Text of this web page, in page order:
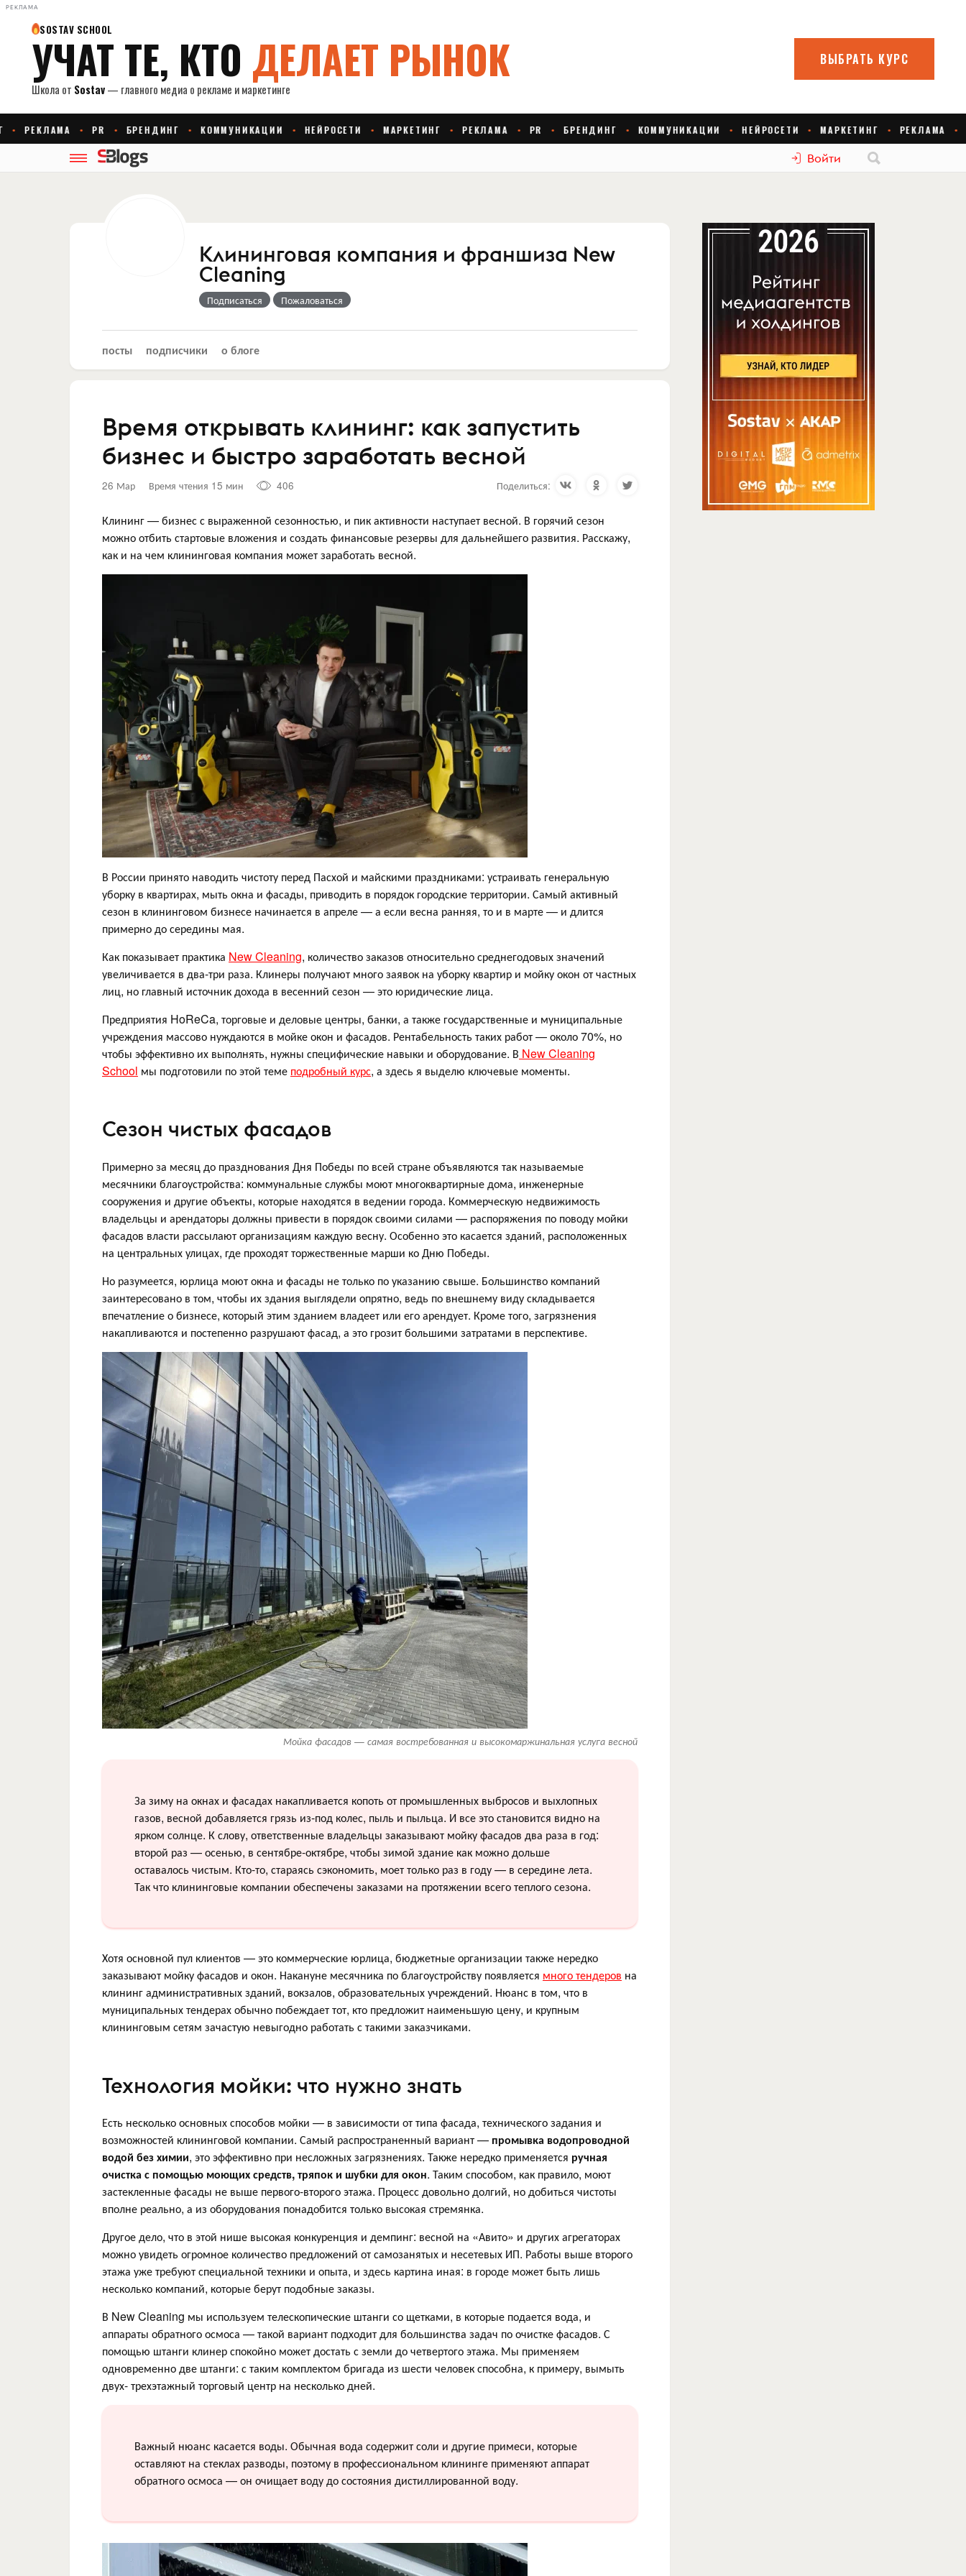
РЕКЛАМА
Войти
Клининговая компания и франшиза New
Cleaning
Подписаться Пожаловаться
посты подписчики о блоге
Время открывать клининг: как запустить
бизнес и быстро заработать весной
26 Мар Время чтения 15 мин 406 Поделиться:
Клининг — бизнес с выраженной сезонностью, и пик активности наступает весной. В горячий сезон
можно отбить стартовые вложения и создать финансовые резервы для дальнейшего развития. Расскажу,
как и на чем клининговая компания может заработать весной.
В России принято наводить чистоту перед Пасхой и майскими праздниками: устраивать генеральную
уборку в квартирах, мыть окна и фасады, приводить в порядок городские территории. Самый активный
сезон в клининговом бизнесе начинается в апреле — а если весна ранняя, то и в марте — и длится
примерно до середины мая.
Как показывает практика New Cleaning, количество заказов относительно среднегодовых значений
увеличивается в два-три раза. Клинеры получают много заявок на уборку квартир и мойку окон от частных
лиц, но главный источник дохода в весенний сезон — это юридические лица.
Предприятия HoReCa, торговые и деловые центры, банки, а также государственные и муниципальные
учреждения массово нуждаются в мойке окон и фасадов. Рентабельность таких работ — около 70%, но
чтобы эффективно их выполнять, нужны специфические навыки и оборудование. В New Cleaning
School мы подготовили по этой теме подробный курс, а здесь я выделю ключевые моменты.
Сезон чистых фасадов
Примерно за месяц до празднования Дня Победы по всей стране объявляются так называемые
месячники благоустройства: коммунальные службы моют многоквартирные дома, инженерные
сооружения и другие объекты, которые находятся в ведении города. Коммерческую недвижимость
владельцы и арендаторы должны привести в порядок своими силами — распоряжения по поводу мойки
фасадов власти рассылают организациям каждую весну. Особенно это касается зданий, расположенных
на центральных улицах, где проходят торжественные марши ко Дню Победы.
Но разумеется, юрлица моют окна и фасады не только по указанию свыше. Большинство компаний
заинтересовано в том, чтобы их здания выглядели опрятно, ведь по внешнему виду складывается
впечатление о бизнесе, который этим зданием владеет или его арендует. Кроме того, загрязнения
накапливаются и постепенно разрушают фасад, а это грозит большими затратами в перспективе.
Мойка фасадов — самая востребованная и высокомаржинальная услуга весной
За зиму на окнах и фасадах накапливается копоть от промышленных выбросов и выхлопных
газов, весной добавляется грязь из-под колес, пыль и пыльца. И все это становится видно на
ярком солнце. К слову, ответственные владельцы заказывают мойку фасадов два раза в год:
второй раз — осенью, в сентябре-октябре, чтобы зимой здание как можно дольше
оставалось чистым. Кто-то, стараясь сэкономить, моет только раз в году — в середине лета.
Так что клининговые компании обеспечены заказами на протяжении всего теплого сезона.
Хотя основной пул клиентов — это коммерческие юрлица, бюджетные организации также нередко
заказывают мойку фасадов и окон. Накануне месячника по благоустройству появляется много тендеров на
клининг административных зданий, вокзалов, образовательных учреждений. Нюанс в том, что в
муниципальных тендерах обычно побеждает тот, кто предложит наименьшую цену, и крупным
клининговым сетям зачастую невыгодно работать с такими заказчиками.
Технология мойки: что нужно знать
Есть несколько основных способов мойки — в зависимости от типа фасада, технического задания и
возможностей клининговой компании. Самый распространенный вариант — промывка водопроводной
водой без химии, это эффективно при несложных загрязнениях. Также нередко применяется ручная
очистка с помощью моющих средств, тряпок и шубки для окон. Таким способом, как правило, моют
застекленные фасады не выше первого-второго этажа. Процесс довольно долгий, но добиться чистоты
вполне реально, а из оборудования понадобится только высокая стремянка.
Другое дело, что в этой нише высокая конкуренция и демпинг: весной на «Авито» и других агрегаторах
можно увидеть огромное количество предложений от самозанятых и несетевых ИП. Работы выше второго
этажа уже требуют специальной техники и опыта, и здесь картина иная: в городе может быть лишь
несколько компаний, которые берут подобные заказы.
В New Cleaning мы используем телескопические штанги со щетками, в которые подается вода, и
аппараты обратного осмоса — такой вариант подходит для большинства задач по очистке фасадов. С
помощью штанги клинер спокойно может достать с земли до четвертого этажа. Мы применяем
одновременно две штанги: с таким комплектом бригада из шести человек способна, к примеру, вымыть
двух- трехэтажный торговый центр на несколько дней.
Важный нюанс касается воды. Обычная вода содержит соли и другие примеси, которые
оставляют на стеклах разводы, поэтому в профессиональном клининге применяют аппарат
обратного осмоса — он очищает воду до состояния дистиллированной воду.